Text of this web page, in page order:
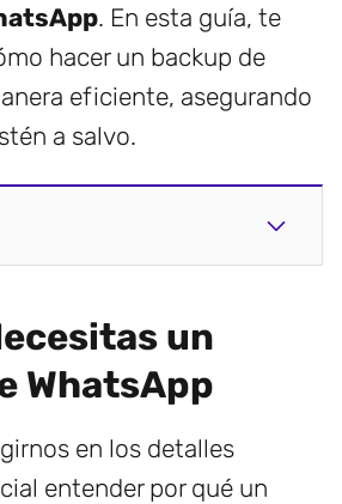
. En esta guía, te
hacer un backup de
eficiente, asegurando
a salvo.
un
WhatsApp
en los detalles
entender por qué un